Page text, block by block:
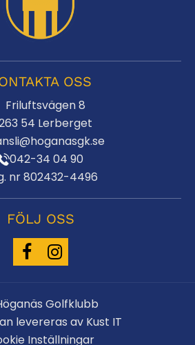
OSS
Friluftsvägen 8
54 Lerberget
042-34 04 90
nr 802432-4496
FÖLJ OSS
Golfklubb
levereras av Kust IT
Inställningar